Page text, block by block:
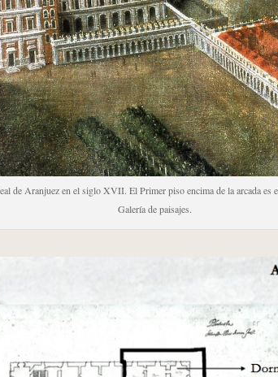
de Aranjuez en el siglo XVII. El Primer piso encima de la arcada es
Galería de paisajes.